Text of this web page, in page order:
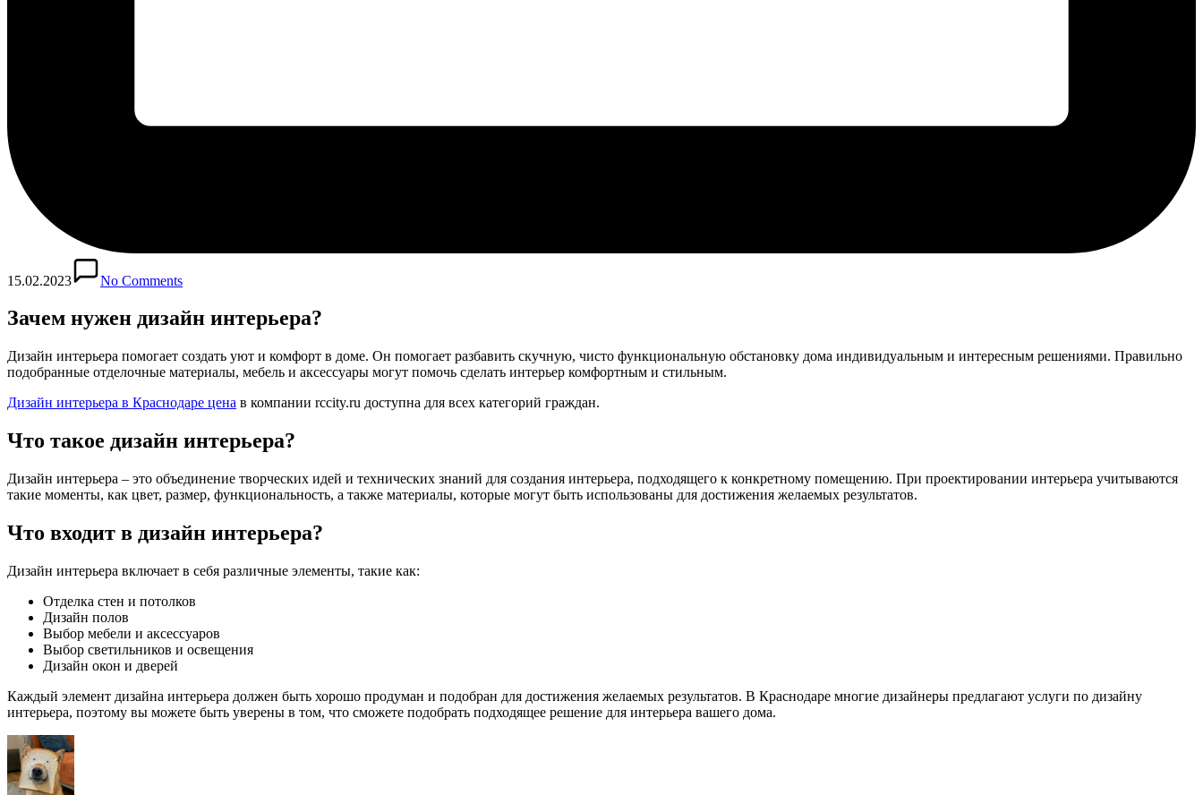
15.02.2023 No Comments
Зачем нужен дизайн интерьера?
Дизайн интерьера помогает создать уют и комфорт в доме. Он помогает разбавить скучную, чисто функциональную обстановку дома индивидуальным и интересным решениями. Правильно
подобранные отделочные материалы, мебель и аксессуары могут помочь сделать интерьер комфортным и стильным.
Дизайн интерьера в Краснодаре цена в компании rccity.ru доступна для всех категорий граждан.
Что такое дизайн интерьера?
Дизайн интерьера – это объединение творческих идей и технических знаний для создания интерьера, подходящего к конкретному помещению. При проектировании интерьера учитываются
такие моменты, как цвет, размер, функциональность, а также материалы, которые могут быть использованы для достижения желаемых результатов.
Что входит в дизайн интерьера?
Дизайн интерьера включает в себя различные элементы, такие как:
Отделка стен и потолков
Дизайн полов
Выбор мебели и аксессуаров
Выбор светильников и освещения
Дизайн окон и дверей
Каждый элемент дизайна интерьера должен быть хорошо продуман и подобран для достижения желаемых результатов. В Краснодаре многие дизайнеры предлагают услуги по дизайну
интерьера, поэтому вы можете быть уверены в том, что сможете подобрать подходящее решение для интерьера вашего дома.